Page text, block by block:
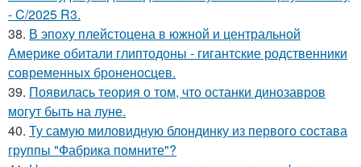
- C/2025 R3.
38. В эпоху плейстоцена в южной и центральной
Америке обитали глиптодоны - гигантские родственники
современных броненосцев.
39. Появилась теория о том, что останки динозавров
могут быть на луне.
40. Ту самую миловидную блондинку из первого состава
группы "Фабрика помните"?